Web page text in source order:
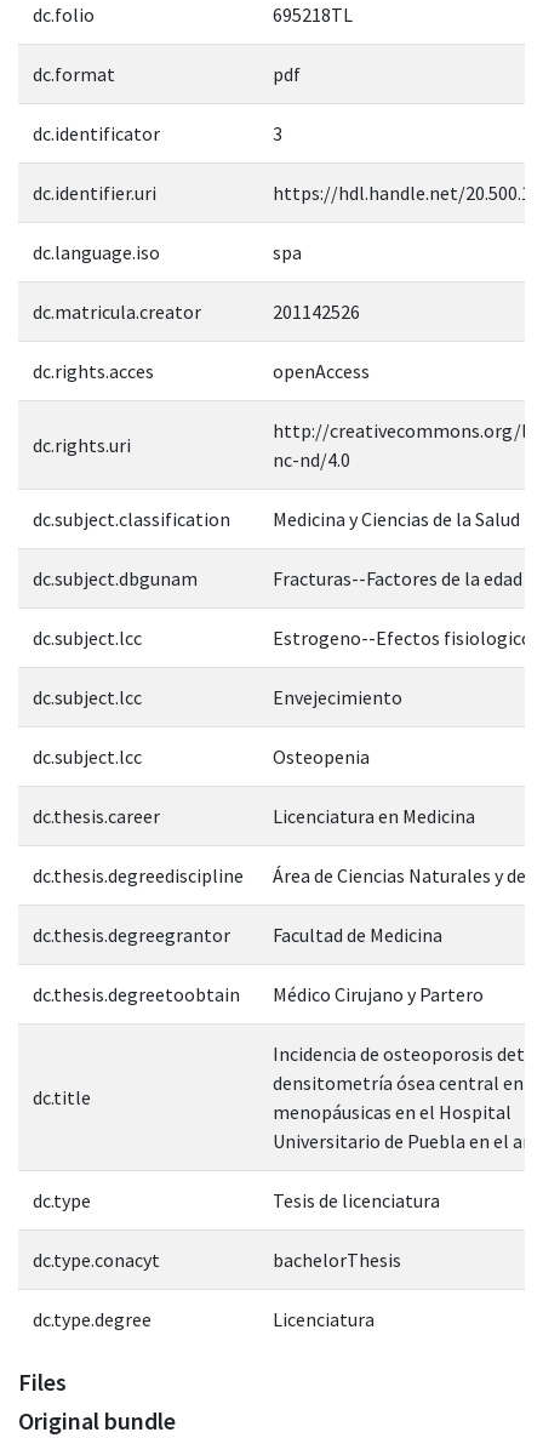
dc.folio 695218TL
dc.format pdf
dc.identificator 3
dc.identifier.uri https://hdl.handle.net/
dc.language.iso spa
dc.matricula.creator 201142526
dc.rights.acces openAccess
dc.rights.uri
http://creativecommons.org/
nc-nd/4.0
dc.subject.classification Medicina y Ciencias de la Salud
dc.subject.dbgunam Fracturas--Factores de la edad
dc.subject.lcc Estrogeno--Efectos fisiologicos
dc.subject.lcc Envejecimiento
dc.subject.lcc Osteopenia
dc.thesis.career Licenciatura en Medicina
dc.thesis.degreediscipline Área de Ciencias Naturales y de
dc.thesis.degreegrantor Facultad de Medicina
dc.thesis.degreetoobtain Médico Cirujano y Partero
dc.title
Incidencia de osteoporosis
densitometría ósea central en
menopáusicas en el Hospital
Universitario de Puebla en el
dc.type Tesis de licenciatura
dc.type.conacyt bachelorThesis
dc.type.degree Licenciatura
Files
Original bundle